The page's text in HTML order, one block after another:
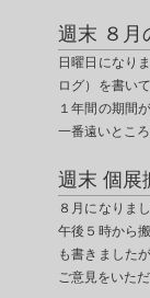
週末 ８月
日曜日になり
ログ）を書い
１年間の期間
一番遠いとこ
週末 個展
８月になりま
午後５時から
も書きました
ご意見をいた